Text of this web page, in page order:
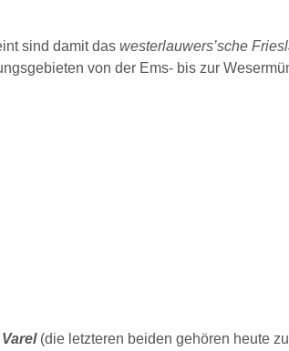
sind damit das westerlauwers’sche
von der Ems- bis zur
Varel(die letzteren beiden gehören heute